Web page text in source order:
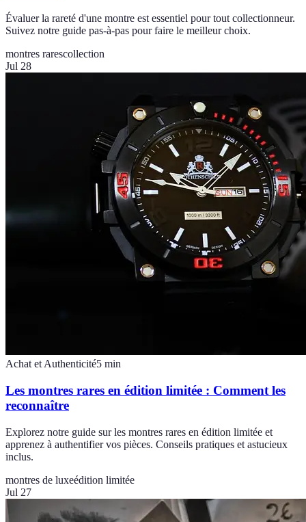
Évaluer la rareté d'une montre est essentiel pour tout collectionneur.
Suivez notre guide pas-à-pas pour faire le meilleur choix.
montres rarescollection
Jul 28
Achat et Authenticité5 min
Les montres rares en édition limitée : Comment les
reconnaître
Explorez notre guide sur les montres rares en édition limitée et
apprenez à authentifier vos pièces. Conseils pratiques et astucieux
inclus.
montres de luxeédition limitée
Jul 27